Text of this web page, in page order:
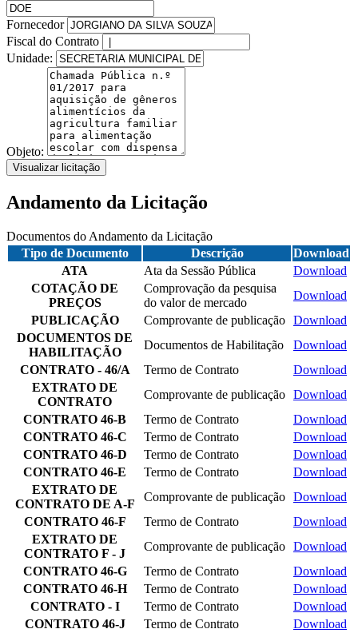
Fornecedor
Fiscal do Contrato
Unidade:
Objeto:
Visualizar licitação
Andamento da Licitação
Documentos do Andamento da Licitação
Tipo de Documento
Descrição
Download
ATA
Ata da Sessão Pública
Download
COTAÇÃO DE
PREÇOS
Comprovação da pesquisa
do valor de mercado
Download
PUBLICAÇÃO
Comprovante de publicação Download
DOCUMENTOS DE
HABILITAÇÃO
Documentos de Habilitação
Download
CONTRATO - 46/A
Termo de Contrato
Download
EXTRATO DE
CONTRATO
Comprovante de publicação Download
CONTRATO 46-B
Termo de Contrato
Download
CONTRATO 46-C
Termo de Contrato
Download
CONTRATO 46-D
Termo de Contrato
Download
CONTRATO 46-E
Termo de Contrato
Download
EXTRATO DE
CONTRATO DE A-F
Comprovante de publicação Download
CONTRATO 46-F
Termo de Contrato
Download
EXTRATO DE
CONTRATO F - J
Comprovante de publicação Download
CONTRATO 46-G
Termo de Contrato
Download
CONTRATO 46-H
Termo de Contrato
Download
CONTRATO - I
Termo de Contrato
Download
CONTRATO 46-J
Termo de Contrato
Download